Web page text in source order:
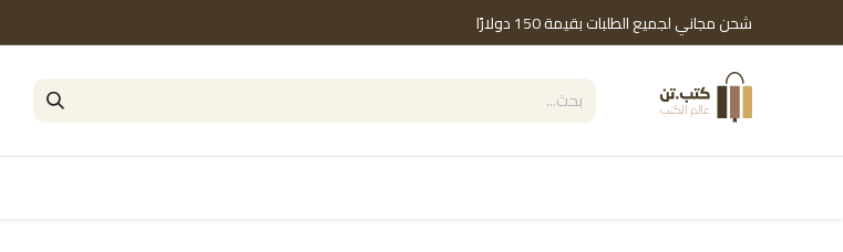
شحن مجاني لجميع الطلبات بقيمة 150 دولارًا